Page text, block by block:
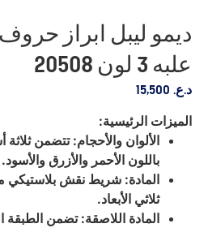
علبه 3 لون 20508
د.ع.
الميزات الرئيسية:
باللون الأحمر والأزرق والأسود.
المادة: شريط نقش بلاستيكي
ثلاثي الأبعاد.
المادة اللاصقة: تضمن الطبقة